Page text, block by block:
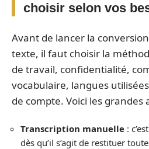
choisir selon vos
Avant de lancer la
texte, il faut choisir la
de travail, confidentialité,
vocabulaire, langues
de compte. Voici les grandes
Transcription manuelle :
dès qu’il s’agit de restituer